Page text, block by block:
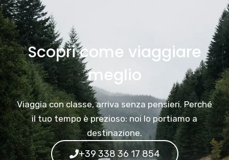
Scopri come viaggiare
meglio
Viaggia con classe, arriva senza pensieri. Perché
il tuo tempo è prezioso: noi lo portiamo a
destinazione.
+39 338 36 17 854